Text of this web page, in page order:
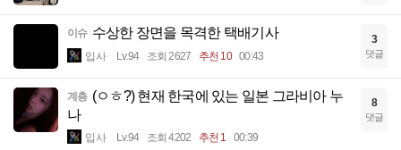
이슈 수상한 장면을 목격한 택배기사
입사 Lv.94 조회 2627 추천 10 00:43
3
댓글
계층 (ㅇㅎ?) 현재 한국에 있는 일본 그라비아 누
나
입사 Lv.94 조회 4202 추천 1 00:39
8
댓글